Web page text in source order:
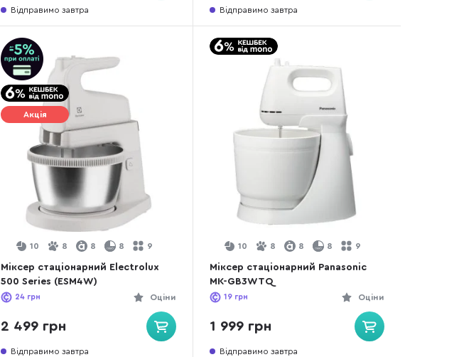
Відправимо завтра Відправимо завтра
Акція
10 8 8 8 9
Міксер стаціонарний Electrolux
500 Series (ESM4W)
Оціни
24 грн
2 499 грн
Відправимо завтра
10 8 8 8 9
Міксер стаціонарний Panasonic
MK-GB3WTQ
Оціни
19грн
1 999 грн
Відправимо завтра